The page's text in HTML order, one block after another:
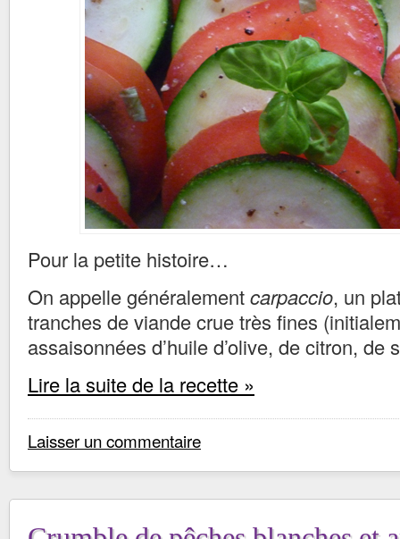
Pour la petite histoire…
On appelle généralementcarpaccio, un
tranches de viande crue très fines
assaisonnées d’huile d’olive, de citron, de
Lire la suite de la recette »
Laisser un commentaire